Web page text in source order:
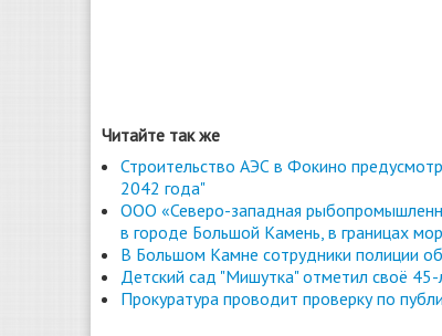
Читайте так же
Строительство АЭС в Фокино
2042 года"
ООО «Северо-западная
в городе Большой Камень, в границах
В Большом Камне сотрудники полиции
Детский сад "Мишутка" отметил своё 45-
Прокуратура проводит проверку по